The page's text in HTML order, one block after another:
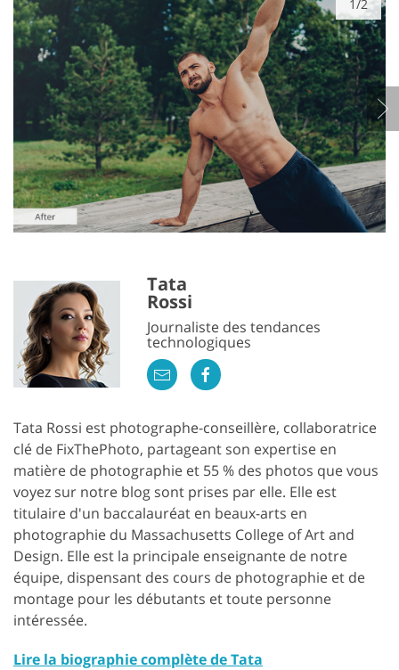
1/2
Tata
Rossi
Journaliste des tendances
technologiques
Tata Rossi est photographe-conseillère, collaboratrice
clé de FixThePhoto, partageant son expertise en
matière de photographie et 55 % des photos que vous
voyez sur notre blog sont prises par elle. Elle est
titulaire d'un baccalauréat en beaux-arts en
photographie du Massachusetts College of Art and
Design. Elle est la principale enseignante de notre
équipe, dispensant des cours de photographie et de
montage pour les débutants et toute personne
intéressée.
Lire la biographie complète de Tata